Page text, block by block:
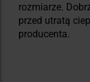
rozmiarze.
przed utratą
producenta.